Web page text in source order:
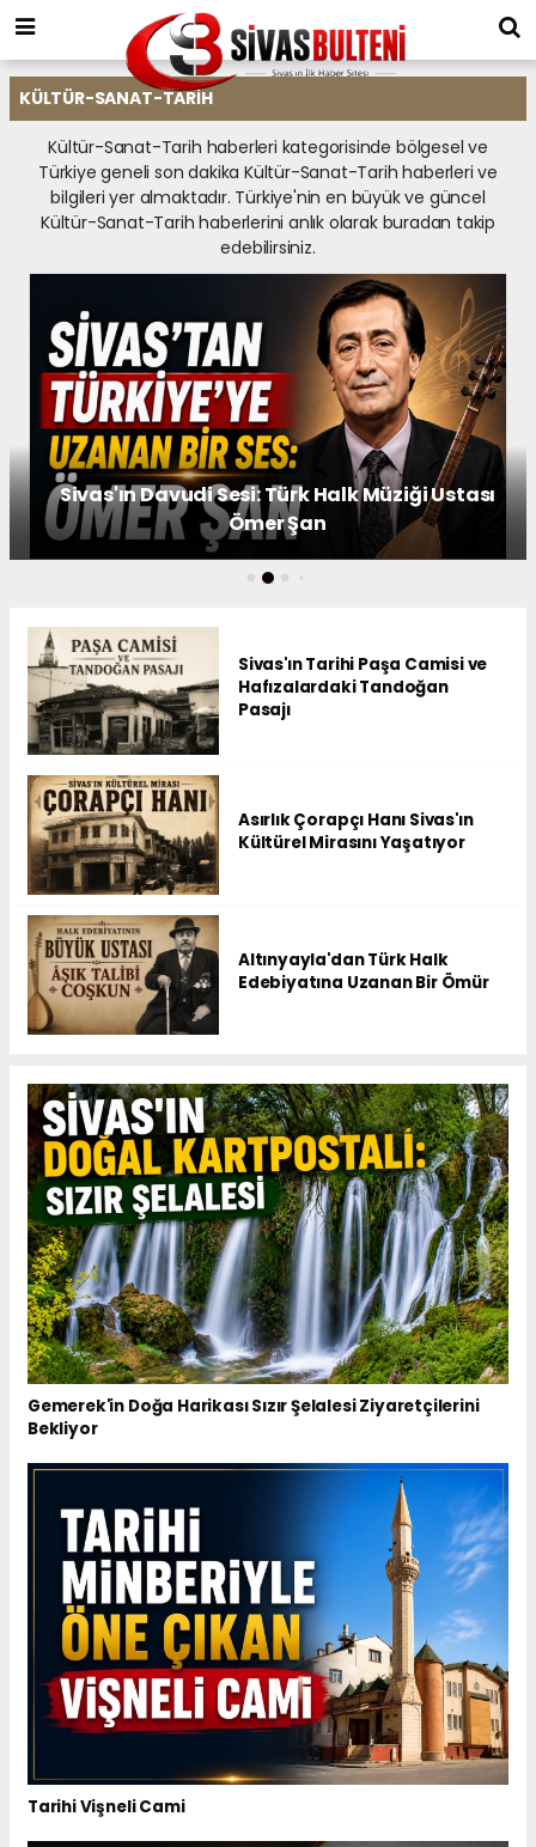
KÜLTÜR-SANAT-TARIH
Kültür-Sanat-Tarih haberleri kategorisinde bölgesel ve
Türkiye geneli son dakika Kültür-Sanat-Tarih haberleri ve
bilgileri yer almaktadır. Türkiye'nin en büyük ve güncel
Kültür-Sanat-Tarih haberlerini anlık olarak buradan takip
edebilirsiniz.
Sivas'ın Davudi Sesi: Türk Halk Müziği Ustası
Ömer Şan
Sivas'ın Tarihi Paşa Camisi ve
Hafızalardaki Tandoğan
Pasajı
Asırlık Çorapçı Hanı Sivas'ın
Kültürel Mirasını Yaşatıyor
Altınyayla'dan Türk Halk
Edebiyatına Uzanan Bir Ömür
Gemerek'in Doğa Harikası Sızır Şelalesi Ziyaretçilerini
Bekliyor
Tarihi Vişneli Cami